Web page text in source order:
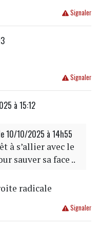
Signaler
Signaler
à 15:12
10/10/2025 à 14h55
à s’allier avec le
sauver sa face ..
radicale
Signaler